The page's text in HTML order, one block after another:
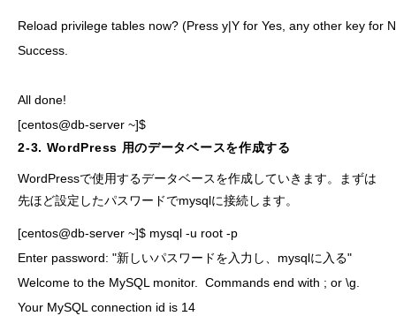
Reload privilege tables now? (Press y|Y for Yes, any other key for
Success.
All done!
[centos@db-server ~]$
2-3. WordPress 用のデータベースを作成する
WordPressで使用するデータベースを作成していきます。まずは
先ほど設定したパスワードでmysqlに接続します。
[centos@db-server ~]$ mysql -u root -p
Enter password: "新しいパスワードを入力し、mysqlに入る"
Welcome to the MySQL monitor.  Commands end with ; or \g.
Your MySQL connection id is 14